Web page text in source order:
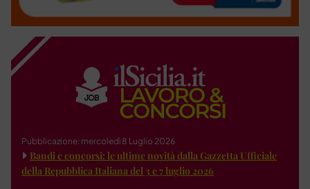
Pubblicazione: mercoledì 8 Luglio 2026
Bandi e concorsi: le ultime novità dalla Gazzetta Ufficiale
della Repubblica Italiana del 3 e 7 luglio 2026